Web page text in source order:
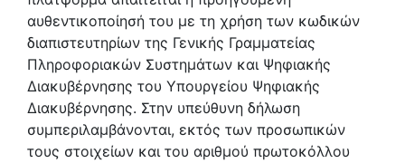
αυθεντικοποίησή του με τη χρήση των κωδικών
διαπιστευτηρίων της Γενικής Γραμματείας
Πληροφοριακών Συστημάτων και Ψηφιακής
Διακυβέρνησης του Υπουργείου Ψηφιακής
Διακυβέρνησης. Στην υπεύθυνη δήλωση
συμπεριλαμβάνονται, εκτός των προσωπικών
τους στοιχείων και του αριθμού πρωτοκόλλου